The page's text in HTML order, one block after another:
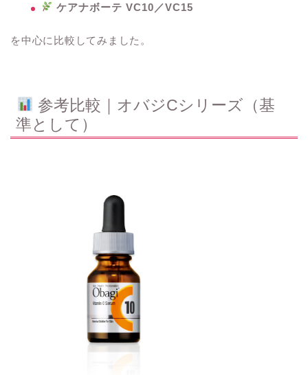
ケアナボーテ VC10／VC15
を中心に比較してみました。
参考比較｜オバジCシリーズ（基
準として）